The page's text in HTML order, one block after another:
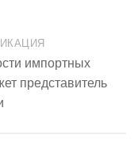
импортных
представитель